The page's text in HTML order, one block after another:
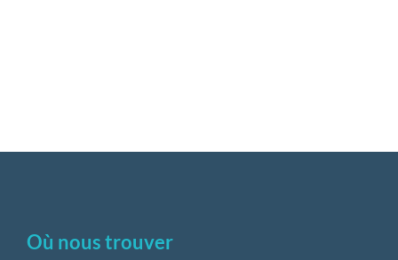
Où nous trouver